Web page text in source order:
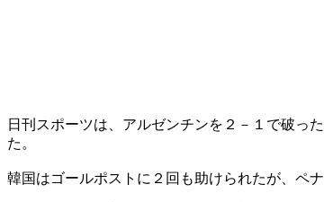
日刊スポーツは、アルゼンチンを２－１で破っ
た。
韓国はゴールポストに２回も助けられたが、ペ